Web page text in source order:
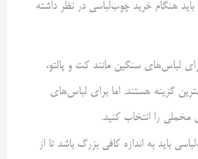
هنگام خرید چوب‌لباسی در نظر داشته
لباس‌های سنگین مانند کت و پالتو،
گزینه هستند. اما برای لباس‌های
را انتخاب کنید.
باید به اندازه کافی بزرگ باشد تا از